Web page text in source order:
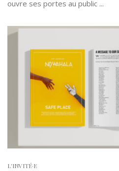
ouvre ses portes au public ...
L'INVITÉ·E